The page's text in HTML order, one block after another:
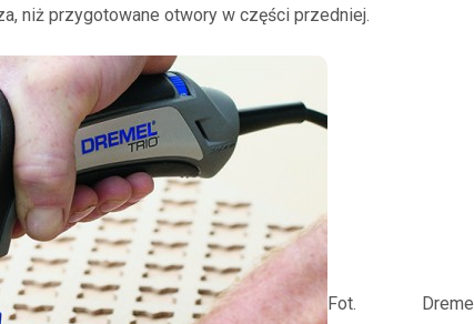
niż przygotowane otwory w części przedniej.
Fot. Dremel